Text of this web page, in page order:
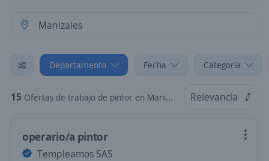
Departamento Fecha Categoría
15 Ofertas de trabajo de pintor en Manizales, Caldas Relevancia
operario/a pintor
Templeamos SAS